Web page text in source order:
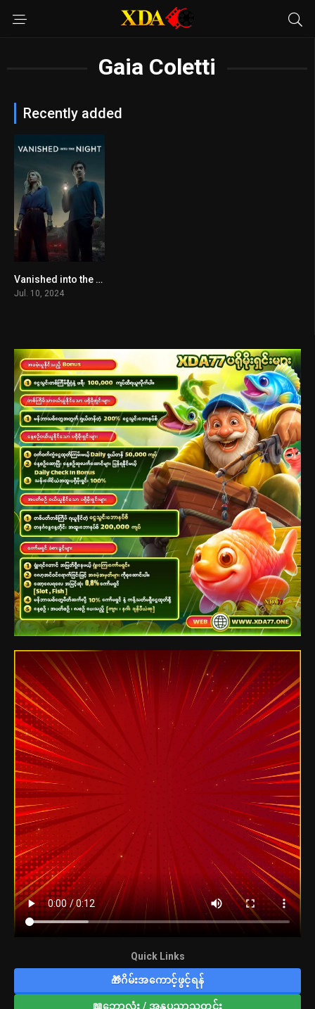
Gaia Coletti
Recently added
5.2Vanished into the Night
Jul. 10, 2024
Quick Links
🎁ဂိမ်းအကောင့်ဖွင့်ရန်
📖ဘောလုံး / အနုပညာသတင်း